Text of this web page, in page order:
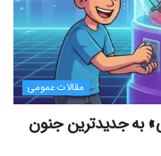
مقالات عمومی
به جدیدترین جنون